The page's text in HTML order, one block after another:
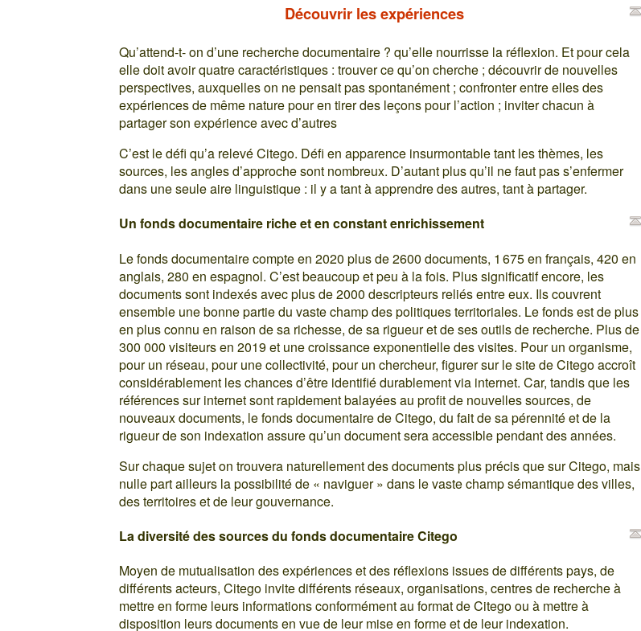
Découvrir les expériences
Qu’attend-t- on d’une recherche documentaire ? qu’elle nourrisse la réflexion. Et pour cela
elle doit avoir quatre caractéristiques : trouver ce qu’on cherche ; découvrir de nouvelles
perspectives, auxquelles on ne pensait pas spontanément ; confronter entre elles des
expériences de même nature pour en tirer des leçons pour l’action ; inviter chacun à
partager son expérience avec d’autres
C’est le défi qu’a relevé Citego. Défi en apparence insurmontable tant les thèmes, les
sources, les angles d’approche sont nombreux. D’autant plus qu’il ne faut pas s’enfermer
dans une seule aire linguistique : il y a tant à apprendre des autres, tant à partager.
Un fonds documentaire riche et en constant enrichissement
Le fonds documentaire compte en 2020 plus de 2600 documents, 1 675 en français, 420 en
anglais, 280 en espagnol. C’est beaucoup et peu à la fois. Plus significatif encore, les
documents sont indexés avec plus de 2000 descripteurs reliés entre eux. Ils couvrent
ensemble une bonne partie du vaste champ des politiques territoriales. Le fonds est de plus
en plus connu en raison de sa richesse, de sa rigueur et de ses outils de recherche. Plus de
300 000 visiteurs en 2019 et une croissance exponentielle des visites. Pour un organisme,
pour un réseau, pour une collectivité, pour un chercheur, figurer sur le site de Citego accroît
considérablement les chances d’être identifié durablement via internet. Car, tandis que les
références sur internet sont rapidement balayées au profit de nouvelles sources, de
nouveaux documents, le fonds documentaire de Citego, du fait de sa pérennité et de la
rigueur de son indexation assure qu’un document sera accessible pendant des années.
Sur chaque sujet on trouvera naturellement des documents plus précis que sur Citego, mais
nulle part ailleurs la possibilité de « naviguer » dans le vaste champ sémantique des villes,
des territoires et de leur gouvernance.
La diversité des sources du fonds documentaire Citego
Moyen de mutualisation des expériences et des réflexions issues de différents pays, de
différents acteurs, Citego invite différents réseaux, organisations, centres de recherche à
mettre en forme leurs informations conformément au format de Citego ou à mettre à
disposition leurs documents en vue de leur mise en forme et de leur indexation.